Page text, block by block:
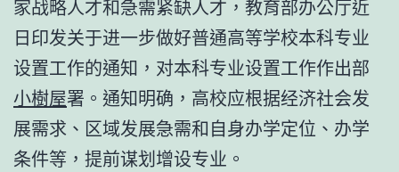
家战略人才和急需紧缺人才，教育部办公厅近
日印发关于进一步做好普通高等学校本科专业
设置工作的通知，对本科专业设置工作作出部
小樹屋署。通知明确，高校应根据经济社会发
展需求、区域发展急需和自身办学定位、办学
条件等，提前谋划增设专业。